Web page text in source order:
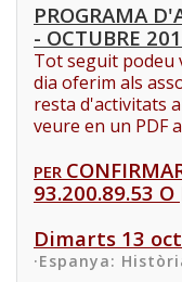
PROGRAMA
- OCTUBRE
Tot seguit podeu
dia oferim als
resta d'activitats
veure en un PDF
PER
93.200.89.53 O
Dimarts 13
·Espanya: